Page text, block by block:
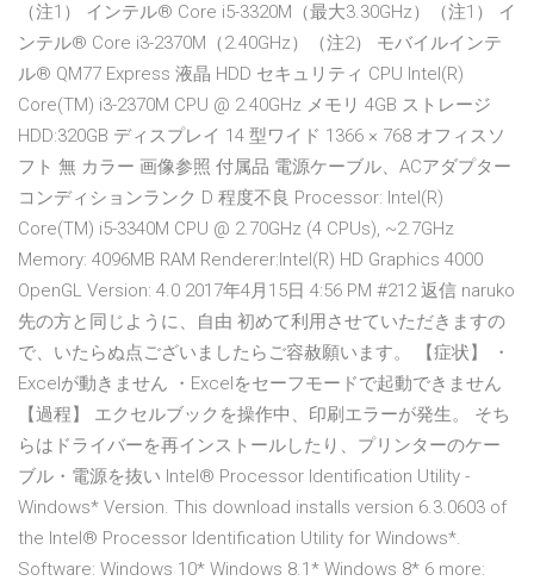
（注1） インテル® Core i5-3320M（最大3.30GHz）（注1） イ
ンテル® Core i3-2370M（2.40GHz）（注2） モバイルインテ
ル® QM77 Express 液晶 HDD セキュリティ CPU Intel(R)
Core(TM) i3-2370M CPU @ 2.40GHz メモリ 4GB ストレージ
HDD:320GB ディスプレイ 14 型ワイド 1366 × 768 オフィスソ
フト 無 カラー 画像参照 付属品 電源ケーブル、ACアダプター
コンディションランク D 程度不良 Processor: Intel(R)
Core(TM) i5-3340M CPU @ 2.70GHz (4 CPUs), ~2.7GHz
Memory: 4096MB RAM Renderer:Intel(R) HD Graphics 4000
OpenGL Version: 4.0 2017年4月15日 4:56 PM #212 返信 naruko
先の方と同じように、自由 初めて利用させていただきますの
で、いたらぬ点ございましたらご容赦願います。 【症状】 ・
Excelが動きません ・Excelをセーフモードで起動できません
【過程】 エクセルブックを操作中、印刷エラーが発生。 そち
らはドライバーを再インストールしたり、プリンターのケー
ブル・電源を抜い Intel® Processor Identification Utility -
Windows* Version. This download installs version 6.3.0603 of
the Intel® Processor Identification Utility for Windows*.
Software: Windows 10* Windows 8.1* Windows 8* 6 more: